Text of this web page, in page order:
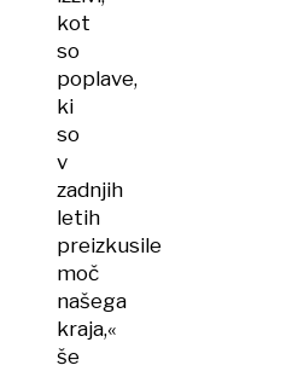
kot
so
poplave,
ki
so
v
zadnjih
letih
preizkusile
moč
našega
kraja,«
še